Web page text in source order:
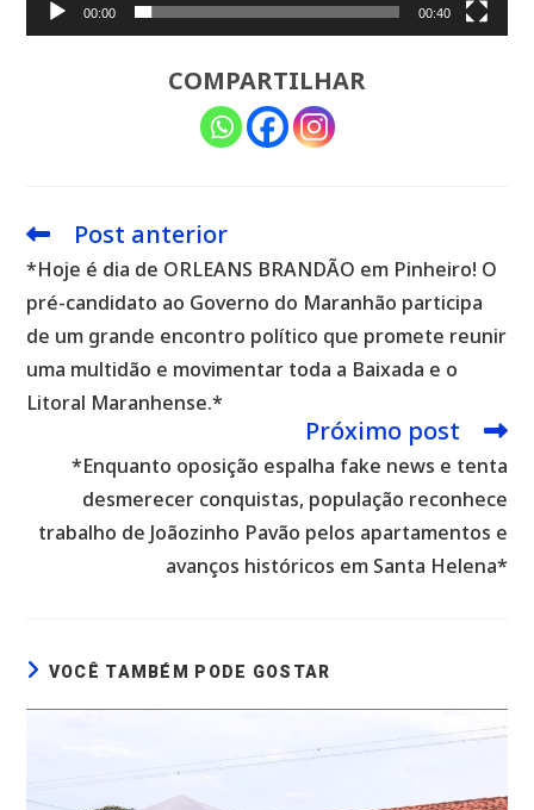
00:00 00:40
COMPARTILHAR
Leia
artigos
Post anterior
*Hoje é dia de ORLEANS BRANDÃO em Pinheiro! O
pré-candidato ao Governo do Maranhão participa
de um grande encontro político que promete reunir
uma multidão e movimentar toda a Baixada e o
Litoral Maranhense.*
Próximo post
*Enquanto oposição espalha fake news e tenta
desmerecer conquistas, população reconhece
trabalho de Joãozinho Pavão pelos apartamentos e
avanços históricos em Santa Helena*
VOCÊ TAMBÉM PODE GOSTAR